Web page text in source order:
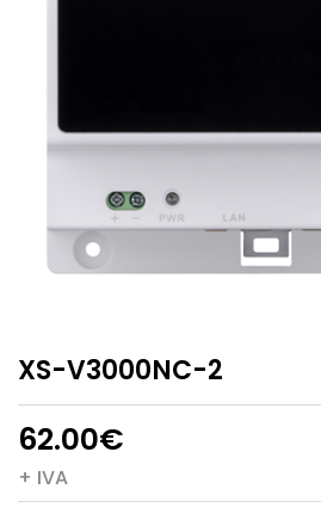
XS-V3000NC-2
62.00€
+ IVA